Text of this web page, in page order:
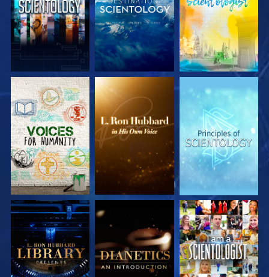
DÉCOUVRIR LES
SÉRIES
DÉCOUVRIR LES
SÉRIES
DÉCOUVRIR LES
SÉRIES
DÉCOUVRIR LES
SÉRIES
DÉCOUVRIR LES
SÉRIES
REGARDER